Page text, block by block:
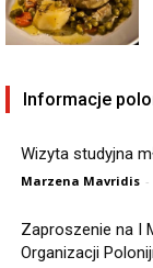
Informacje
Wizyta studyjna
Marzena Mavridis -
Zaproszenie na I
Organizacji